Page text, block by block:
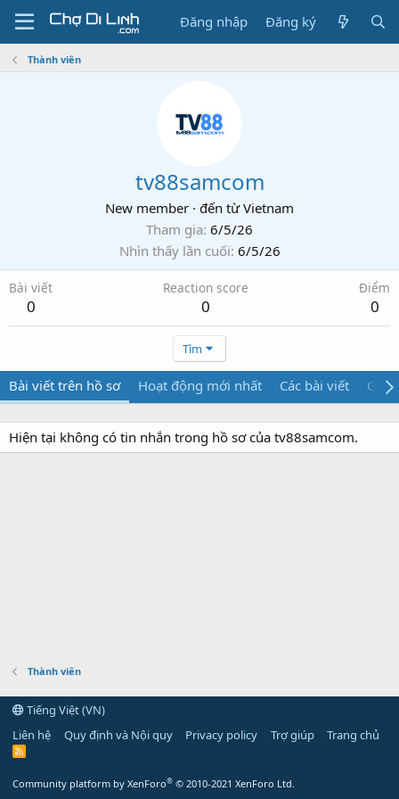
Đăng nhập Đăng ký
Thành viên
tv88samcom
New member · đến từ Vietnam
Tham gia 6/5/26
Nhìn thấy lần cuối 6/5/26
Bài viết
0
Reaction score
0
Điểm
0
Tìm
Bài viết trên hồ sơ Hoạt động mới nhất Các bài viết Giới
Hiện tại không có tin nhắn trong hồ sơ của tv88samcom.
Thành viên
Tiếng Việt (VN)
Liên hệ
Quy định và Nội quy Privacy policy Trợ giúp Trang chủ
R
Community platform by XenForo® © 2010-2021 XenForo Ltd.